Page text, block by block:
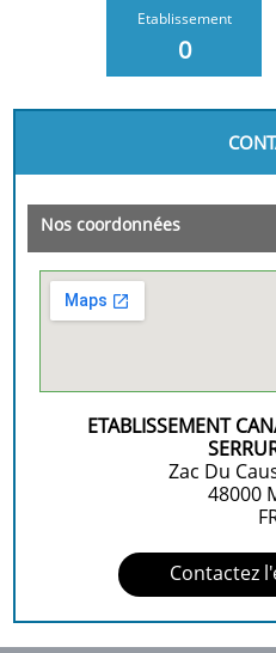
Etablissement
0
Nos coordonnées
ETABLISSEMENT
Zac Du
48000
Contactez